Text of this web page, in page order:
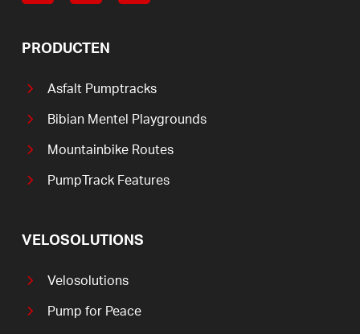
PRODUCTEN
Asfalt Pumptracks
Bibian Mentel Playgrounds
Mountainbike Routes
PumpTrack Features
VELOSOLUTIONS
Velosolutions
Pump for Peace